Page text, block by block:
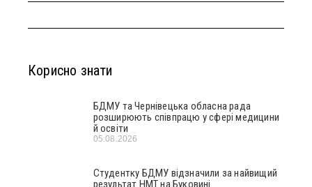
Корисно знати
БДМУ та Чернівецька обласна рада
розширюють співпрацю у сфері медицини
й освіти
05.08.2026
Студентку БДМУ відзначили за найвищий
результат НМТ на Буковині